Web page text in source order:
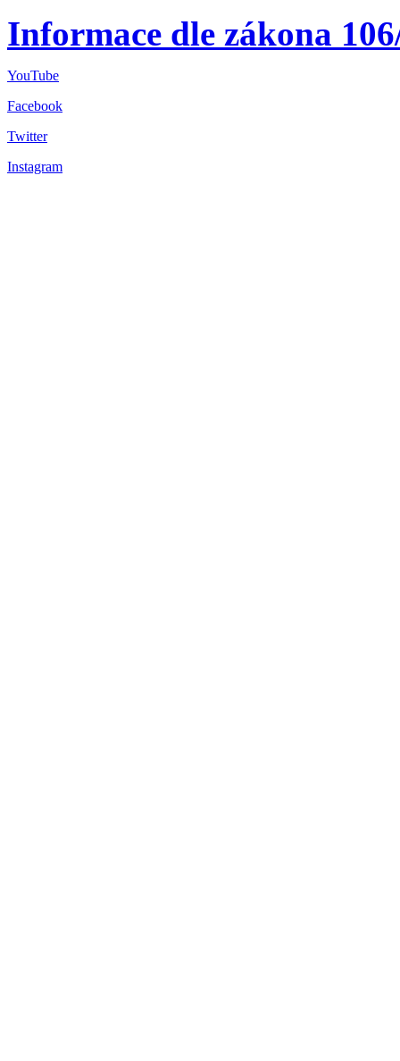
Informace dle zákona
YouTube
Facebook
Twitter
Instagram